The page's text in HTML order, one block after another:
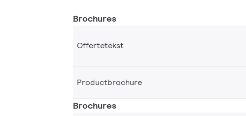
Brochures
Offertetekst
Productbrochure
Brochures